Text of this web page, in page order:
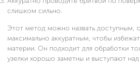
слишком сильно.
Этот метод можно назвать доступным,
максимально аккуратным, чтобы
материи. Он подходит для обработки
узелки хорошо заметны и выступают